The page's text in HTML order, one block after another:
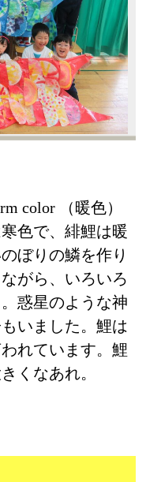
color （暖色）
色で、緋鯉は暖
ぼりの鱗を作り
がら、いろいろ
惑星のような神
いました。鯉は
れています。鯉
くなあれ。